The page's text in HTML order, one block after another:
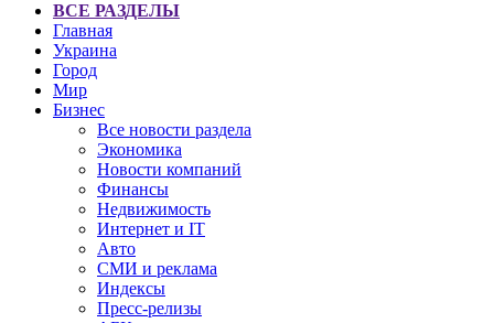
ВСЕ РАЗДЕЛЫ
Главная
Украина
Город
Мир
Бизнес
Все новости раздела
Экономика
Новости компаний
Финансы
Недвижимость
Интернет и IT
Авто
СМИ и реклама
Индексы
Пресс-релизы